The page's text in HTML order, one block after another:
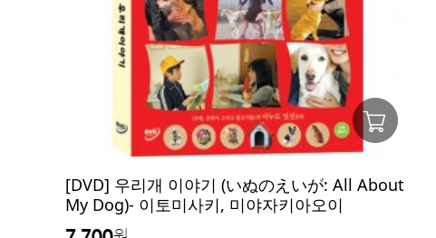
[DVD] 우리개 이야기 (いぬのえいが: All About
My Dog)- 이토미사키, 미야자키아오이